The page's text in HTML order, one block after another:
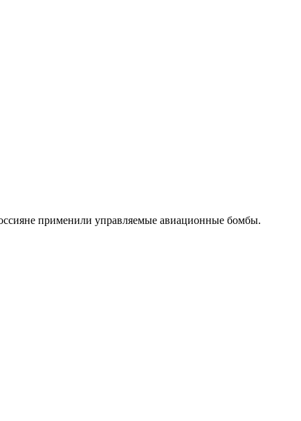
применили управляемые авиационные бомбы.